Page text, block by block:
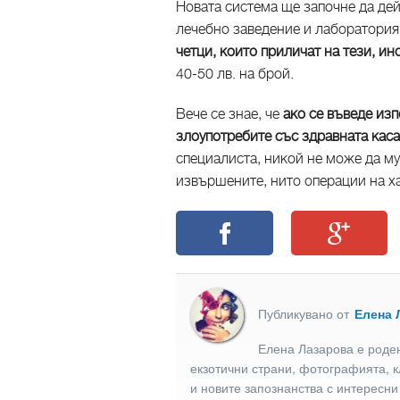
Новата система ще започне да
лечебно заведение и
четци, които приличат на тези,
40-50 лв. на брой.
Вече се знае, че ако се въведе
злоупотребите със здравната каса
специалиста, никой не може да
извършените, нито операции на
Публикувано от Елена
Елена Лазарова е
екзотични страни, фотографията,
и новите запознанства с